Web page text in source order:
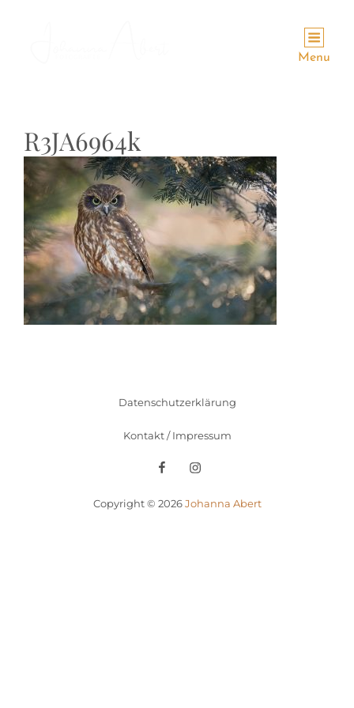
Menu
R3JA6964k
Datenschutzerklärung
Kontakt / Impressum
FacebookInstagram
Copyright © 2026Johanna Abert